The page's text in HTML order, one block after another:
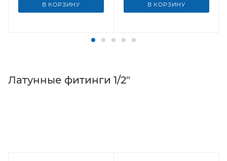
В КОРЗИНУ В КОРЗИНУ
Латунные фитинги 1/2"